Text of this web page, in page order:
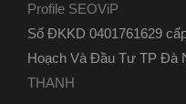
Profile SEOViP
Số ĐKKD 0401761629
Hoạch Và Đầu Tư TP Đà
THANH